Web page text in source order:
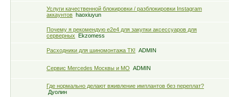
Услуги качественной блокировки / разблокировки Instagram
аккаунтов haoxiuyun
Почему я рекомендую e2e4 для закупки аксессуаров для
серверных
Ekzomess
Расходники для шиномонтажа ТК! ADMIN
Сервис Mercedes Москвы и МО ADMIN
Где нормально делают вживление имплантов без переплат?
Дуолин